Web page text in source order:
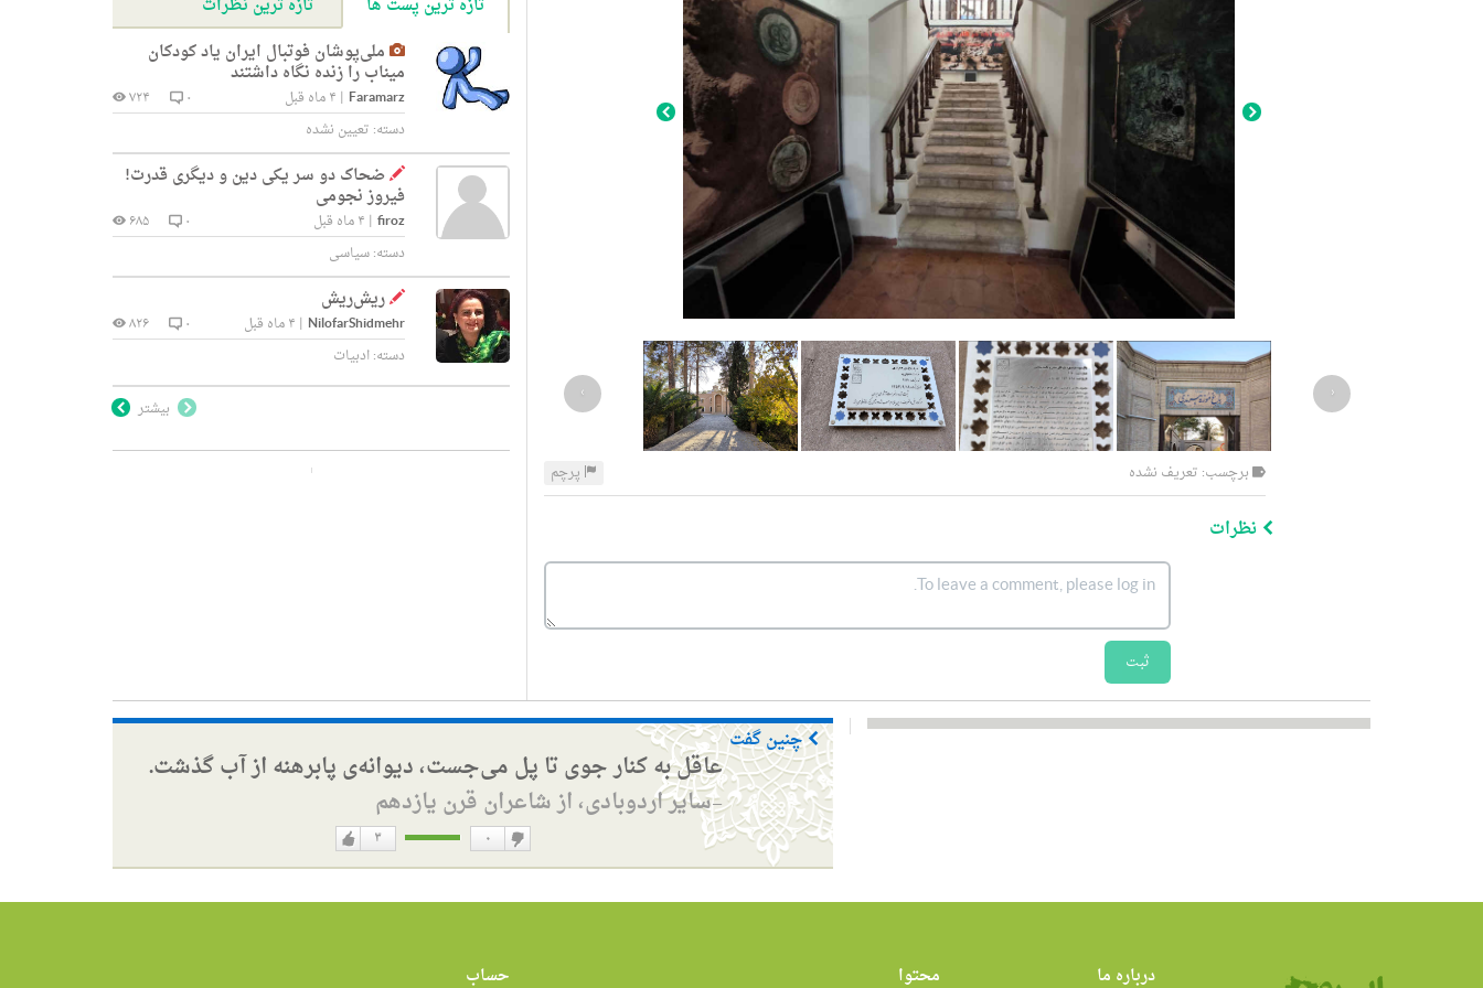
‹
›
برچسب: تعریف نشده پرچم
نظرات
ثبت
تازه ترین پست ها
تازه ترین نظرات
ملی‌پوشان فوتبال ایران یاد کودکان
میناب را زنده نگاه داشتند
Faramarz
| ۴ ماه قبل ۰
۷۲۴
دسته: تعیین نشده
ضحاک دو سر یکی دین و دیگری قدرت!
فیروز نجومی
firoz
| ۴ ماه قبل ۰
۶۸۵
دسته:سیاسی
ریش‌ریش
NilofarShidmehr
| ۴ ماه قبل ۰
۸۲۶
دسته:ادبیات
بیشتر
چنین گفت
عاقل به کنار جوی تا پل می‌جست، دیوانه‌ی پابرهنه از آب گذشت.
—سایر اردوبادی، از شاعران قرن یازدهم
دوست
۳ ۰
دوست
درباره ما محتوا حساب